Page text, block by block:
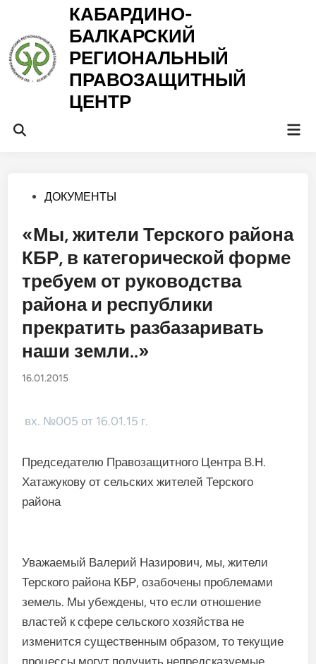
содержимому
КАБАРДИНО-
БАЛКАРСКИЙ
РЕГИОНАЛЬНЫЙ
ПРАВОЗАЩИТНЫЙ
ЦЕНТР
Открыть
Опубликовано
ДОКУМЕНТЫ
«Мы, жители Терского района
КБР, в категорической форме
требуем от руководства
района и республики
прекратить разбазаривать
наши земли..»
16.01.2015
вх. №005 от 16.01.15 г.
Председателю Правозащитного Центра В.Н.
Хатажукову от сельских жителей Терского
района
Уважаемый Валерий Назирович, мы, жители
Терского района КБР, озабочены проблемами
земель. Мы убеждены, что если отношение
властей к сфере сельского хозяйства не
изменится существенным образом, то текущие
процессы могут получить непредсказуемые